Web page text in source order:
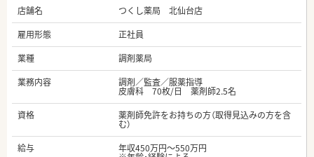
店舗名
つくし薬局 北仙台店
雇用形態
正社員
業種
調剤薬局
業務内容
調剤／監査／服薬指導
皮膚科 70枚/日 薬剤師2.5名
資格
薬剤師免許をお持ちの方（取得見込みの方を含
む）
給与
年収450万円～550万円